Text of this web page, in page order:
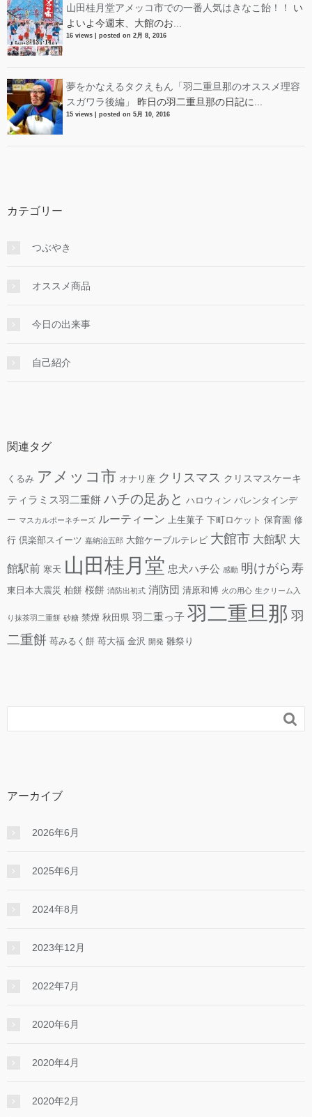
山田桂月堂アメッコ市での一番人気はきなこ飴！！
い
よいよ今週末、大館のお...
16 views posted on 2月 8, 2016
夢をかなえるタクえもん「羽二重旦那のオススメ理容
スガワラ後編」
昨日の羽二重旦那の日記に...
15 views posted on 5月 10, 2016
カテゴリー
つぶやき
オススメ商品
今日の出来事
自己紹介
関連タグ
くるみ アメッコ市 オナリ座 クリスマス クリスマスケーキ
ティラミス羽二重餅 ハチの足あと ハロウィン バレンタインデ
ー マスカルポーネチーズ ルーティーン 上生菓子 下町ロケット 保育園 修
行 倶楽部スイーツ 嘉納治五郎 大館ケーブルテレビ 大館市 大館駅 大
館駅前 寒天 山田桂月堂 忠犬ハチ公 感動 明けがら寿
東日本大震災 柏餅 桜餅 消防出初式 消防団 清原和博 火の用心 生クリーム入
り抹茶羽二重餅 砂糖 禁煙 秋田県 羽二重っ子 羽二重旦那 羽
二重餅 苺みるく餅 苺大福 金沢 開発 雛祭り

アーカイブ
2026年6月
2025年6月
2024年8月
2023年12月
2022年7月
2020年6月
2020年4月
2020年2月